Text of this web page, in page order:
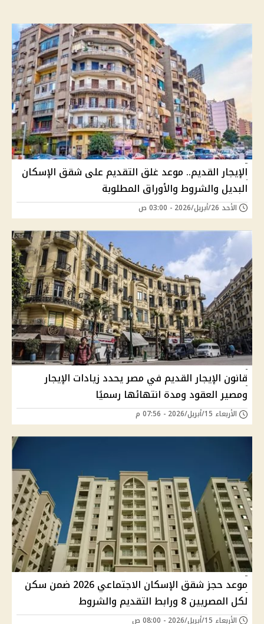
الإيجار القديم.. موعد غلق التقديم على شقق الإسكان
البديل والشروط والأوراق المطلوبة
الأحد 26/أبريل/2026 - 03:00 ص
قانون الإيجار القديم في مصر يحدد زيادات الإيجار
ومصير العقود ومدة انتهائها رسميًا
الأربعاء 15/أبريل/2026 - 07:56 م
موعد حجز شقق الإسكان الاجتماعي 2026 ضمن سكن
لكل المصريين 8 ورابط التقديم والشروط
الأربعاء 15/أبريل/2026 - 08:00 ص